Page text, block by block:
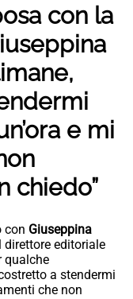
con la
e mi
chiedo”
con Giuseppina
direttore editoriale
qualche
a stendermi
che non